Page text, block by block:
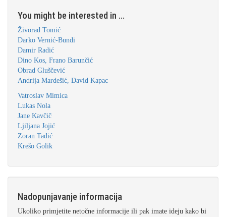
You might be interested in ...
Živorad Tomić
Darko Vernić-Bundi
Damir Radić
Dino Kos, Frano Barunčić
Obrad Gluščević
Andrija Mardešić, David Kapac
Vatroslav Mimica
Lukas Nola
Jane Kavčič
Ljiljana Jojić
Zoran Tadić
Krešo Golik
Nadopunjavanje informacija
Ukoliko primjetite netočne informacije ili pak imate ideju kako bi